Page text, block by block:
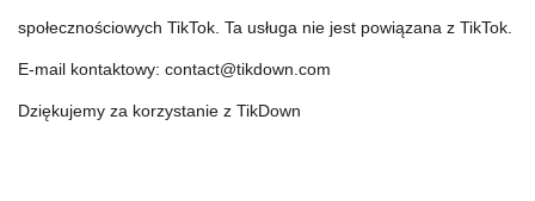
społecznościowych TikTok. Ta usługa nie jest powiązana z TikTok.
E-mail kontaktowy: contact@tikdown.com
Dziękujemy za korzystanie z TikDown